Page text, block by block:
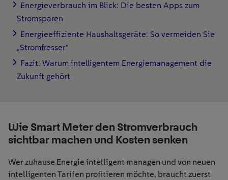
Energieverbrauch im Blick: Die besten Apps zum
Stromsparen
Energieeffiziente Haushaltsgeräte: So vermeiden Sie
„Stromfresser“
Fazit: Warum intelligentem Energiemanagement die
Zukunft gehört
Wie Smart Meter den Stromverbrauch
sichtbar machen und Kosten senken
Wer zuhause Energie intelligent managen und von neuen
intelligenten Tarifen profitieren möchte, braucht zuerst